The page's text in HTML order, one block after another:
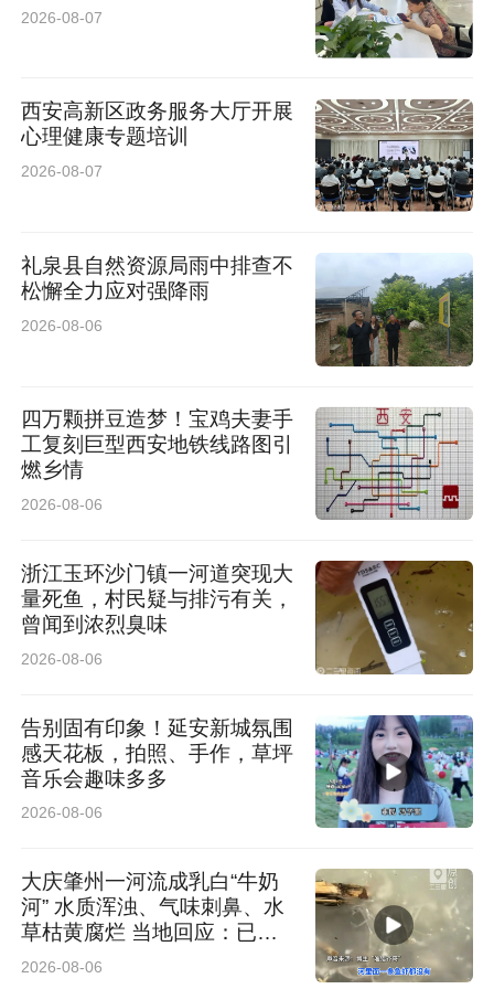
2026-08-07
西安高新区政务服务大厅开展
心理健康专题培训
2026-08-07
礼泉县自然资源局雨中排查不
松懈全力应对强降雨
2026-08-06
四万颗拼豆造梦！宝鸡夫妻手
工复刻巨型西安地铁线路图引
燃乡情
2026-08-06
浙江玉环沙门镇一河道突现大
量死鱼，村民疑与排污有关，
曾闻到浓烈臭味
2026-08-06
告别固有印象！延安新城氛围
感天花板，拍照、手作，草坪
音乐会趣味多多
2026-08-06
大庆肇州一河流成乳白“牛奶
河” 水质浑浊、气味刺鼻、水
草枯黄腐烂 当地回应：已介
入排查
2026-08-06